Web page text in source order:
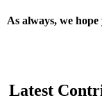
As always, we
Latest